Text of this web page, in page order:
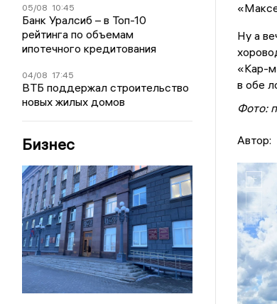
05/08 10:45
Банк Уралсиб – в Топ-10
рейтинга по объемам
ипотечного кредитования
04/08 17:45
ВТБ поддержал строительство
новых жилых домов
Бизнес
Ну а
«Кар-
в обе
Фото:
Автор: